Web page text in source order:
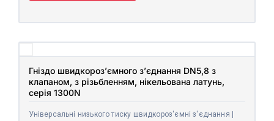
Гніздо швидкороз’ємного з’єднання DN5,8 з
клапаном, з різьбленням, нікельована латунь,
серія 1300N
Універсальні низького тиску швидкороз'ємні з'єднання |